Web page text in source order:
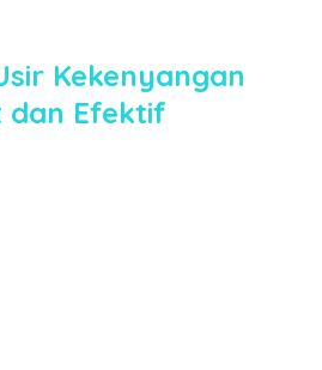
Kekenyangan
dan Efektif